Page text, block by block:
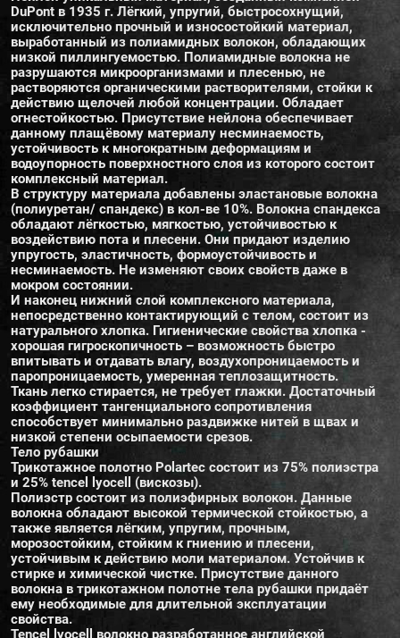
DuPont в 1935 г. Лёгкий, упругий, быстросохнущий,
исключительно прочный и износостойкий материал,
выработанный из полиамидных волокон, обладающих
низкой пиллингуемостью. Полиамидные волокна не
разрушаются микроорганизмами и плесенью, не
растворяются органическими растворителями, стойки к
действию щелочей любой концентрации. Обладает
огнестойкостью. Присутствие нейлона обеспечивает
данному плащёвому материалу несминаемость,
устойчивость к многократным деформациям и
водоупорность поверхностного слоя из которого состоит
комплексный материал.
В структуру материала добавлены эластановые волокна
(полиуретан/ спандекс) в кол-ве 10%. Волокна спандекса
обладают лёгкостью, мягкостью, устойчивостью к
воздействию пота и плесени. Они придают изделию
упругость, эластичность, формоустойчивость и
несминаемость. Не изменяют своих свойств даже в
мокром состоянии.
И наконец нижний слой комплексного материала,
непосредственно контактирующий с телом, состоит из
натурального хлопка. Гигиенические свойства хлопка -
хорошая гигроскопичность – возможность быстро
впитывать и отдавать влагу, воздухопроницаемость и
паропроницаемость, умеренная теплозащитность.
Ткань легко стирается, не требует глажки. Достаточный
коэффициент тангенциального сопротивления
способствует минимально раздвижке нитей в щвах и
низкой степени осыпаемости срезов.
Тело рубашки
Трикотажное полотно Polartec состоит из 75% полиэстра
и 25% tencel lyocell (вискозы).
Полиэстр состоит из полиэфирных волокон. Данные
волокна обладают высокой термической стойкостью, а
также является лёгким, упругим, прочным,
морозостойким, стойким к гниению и плесени,
устойчивым к действию моли материалом. Устойчив к
стирке и химической чистке. Присутствие данного
волокна в трикотажном полотне тела рубашки придаёт
ему необходимые для длительной эксплуатации
свойства.
Tencel lyocell волокно разработанное английской